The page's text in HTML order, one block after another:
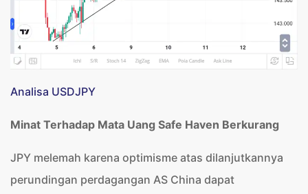
Analisa USDJPY
Minat Terhadap Mata Uang Safe Haven Berkurang
JPY melemah karena optimisme atas dilanjutkannya
perundingan perdagangan AS China dapat